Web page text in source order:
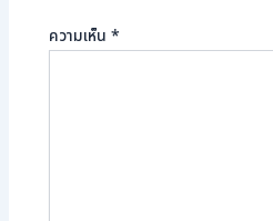
ความเห็น*